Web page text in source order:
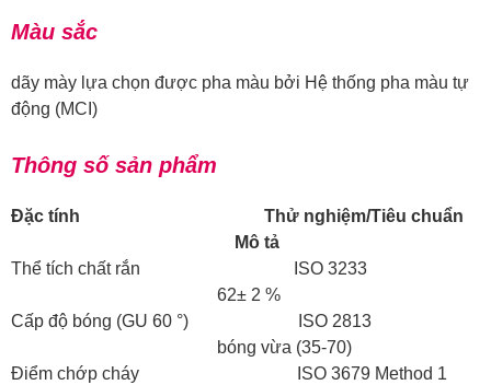
Màu sắc
dãy mày lựa chọn được pha màu bởi Hệ thống pha màu tự
động (MCI)
Thông số sản phẩm
Đặc tính Thử nghiệm/Tiêu chuẩn
Mô tả
Thể tích chất rắn ISO 3233
62± 2 %
Cấp độ bóng (GU 60 °) ISO 2813
bóng vừa (35-70)
Điểm chớp cháy ISO 3679 Method 1